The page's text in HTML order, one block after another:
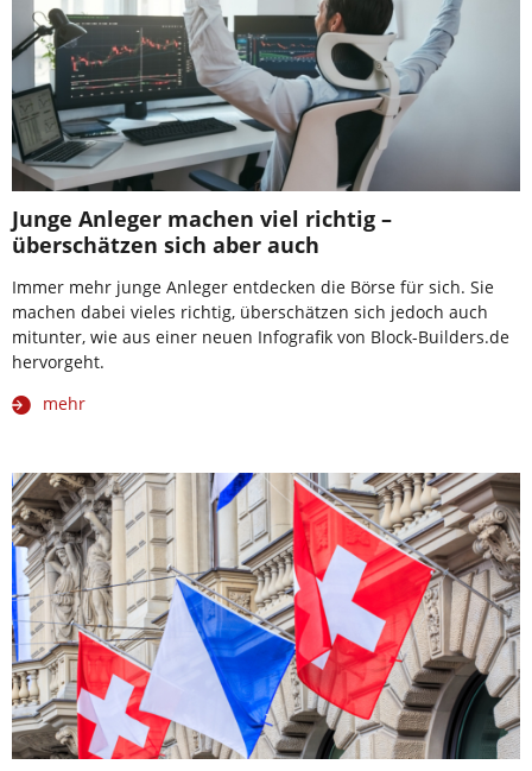
Junge Anleger machen viel richtig –
überschätzen sich aber auch
Immer mehr junge Anleger entdecken die Börse für sich. Sie
machen dabei vieles richtig, überschätzen sich jedoch auch
mitunter, wie aus einer neuen Infografik von Block-Builders.de
hervorgeht.
mehr